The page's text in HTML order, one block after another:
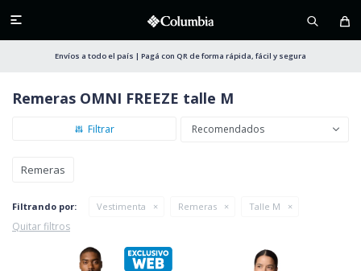

Envíos a todo el país | Pagá con QR de forma rápida, fácil y segura
Remeras OMNI FREEZE talle M
Recomendados
Remeras
Filtrando por: Vestimenta Remeras Talle M
Quitar filtros